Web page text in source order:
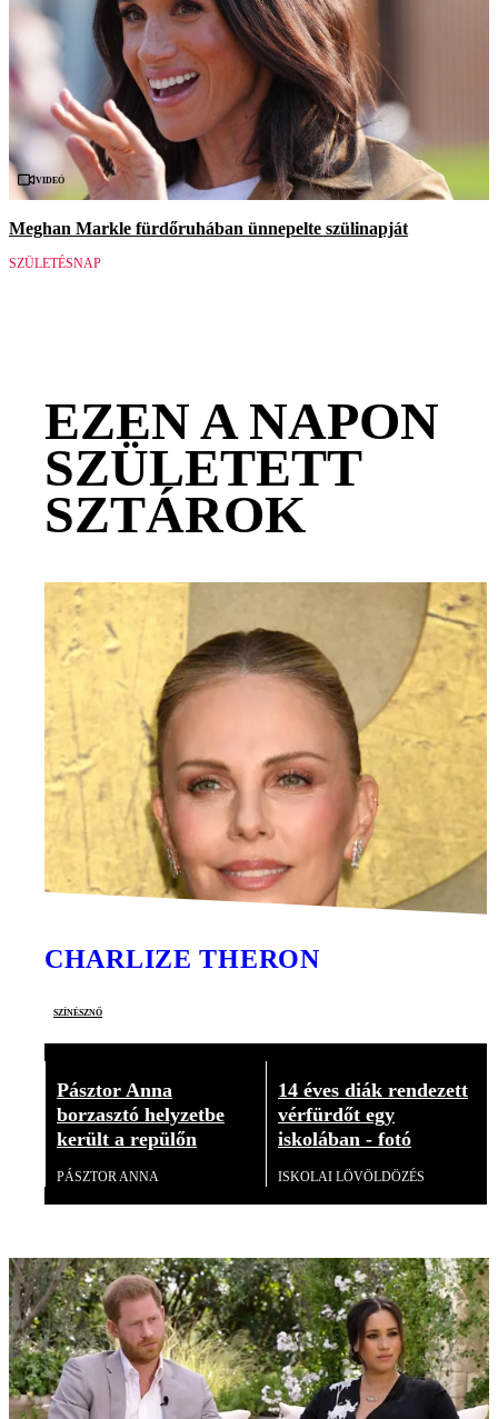
Videó
Meghan Markle fürdőruhában ünnepelte szülinapját
SZÜLETÉSNAP
EZEN A NAPON
SZÜLETETT
SZTÁROK
CHARLIZE THERON
színésznő
Pásztor Anna
borzasztó helyzetbe
került a repülőn
PÁSZTOR ANNA
14 éves diák rendezett
vérfürdőt egy
iskolában - fotó
ISKOLAI LÖVÖLDÖZÉS